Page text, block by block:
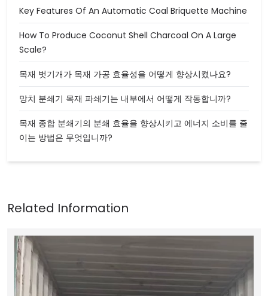
Key Features Of An Automatic Coal Briquette Machine
How To Produce Coconut Shell Charcoal On A Large
Scale?
목재 벗기개가 목재 가공 효율성을 어떻게 향상시켰나요?
망치 분쇄기 목재 파쇄기는 내부에서 어떻게 작동합니까?
목재 종합 분쇄기의 분쇄 효율을 향상시키고 에너지 소비를 줄
이는 방법은 무엇입니까?